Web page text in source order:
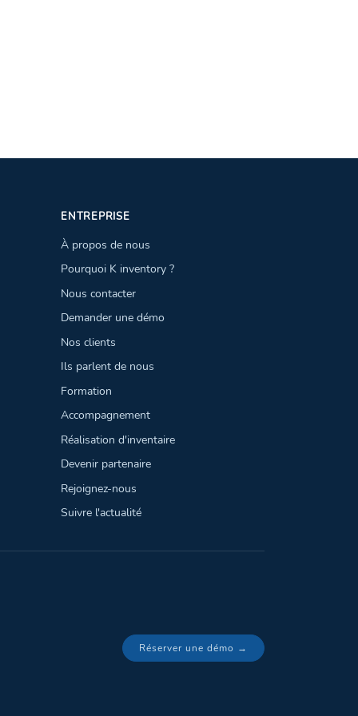
ENTREPRISE
À propos de nous
Pourquoi K inventory ?
Nous contacter
Demander une démo
Nos clients
Ils parlent de nous
Formation
Accompagnement
Réalisation d'inventaire
Devenir partenaire
Rejoignez-nous
Suivre l'actualité
Réserver une démo →